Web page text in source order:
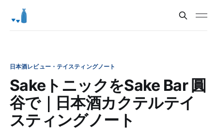
日本酒レビュー・テイスティングノート
SakeトニックをSake Bar 圓
谷で｜日本酒カクテルテイ
スティングノート